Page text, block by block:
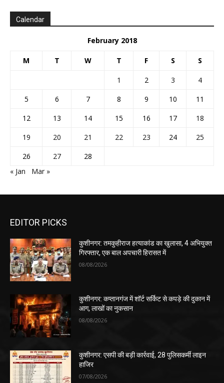
Calendar
February 2018
M T W T F S S
1 2 3
4
5
6 7 8 9 10
11
12
13 14 15 16 17
18
19
20 21 22 23 24
25
26
27
28
« Jan
Mar »
EDITOR PICKS
कुशीनगर: तमकुहीराज हत्याकांड का खुलासा, 4 अभियुक्त
गिरफ्तार, एक बाल अपचारी हिरासत में
08/08/2026
कुशीनगर: कप्तानगंज में शॉर्ट सर्किट से कपड़े की दुकान में
आग, लाखों का नुकसान
08/08/2026
कुशीनगर: एसपी की बड़ी कार्रवाई, 28 पुलिसकर्मी लाइन
हाजिर
07/08/2026